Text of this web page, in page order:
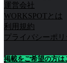
運営会社
WORKSPOTとは
利用規約
プライバシーポリ
掲載をご希望の方は